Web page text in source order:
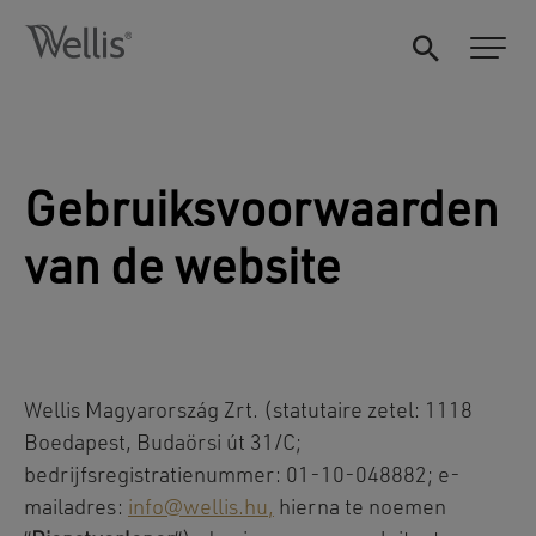
Gebruiksvoorwaarden
van de website
Wellis Magyarország Zrt. (statutaire zetel: 1118
Boedapest, Budaörsi út 31/C;
bedrijfsregistratienummer: 01-10-048882; e-
mailadres: info@wellis.hu , hierna te noemen